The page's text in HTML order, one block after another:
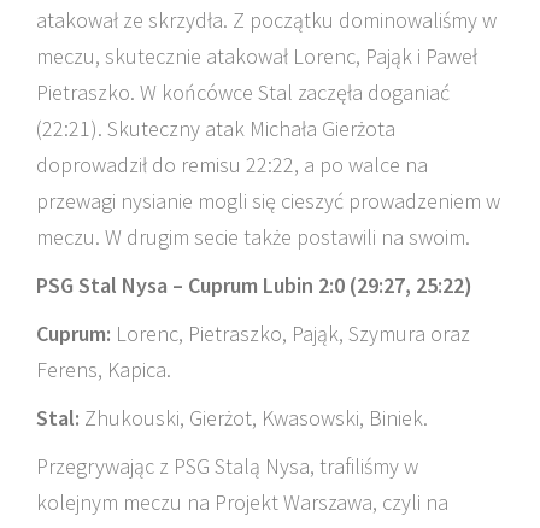
atakował ze skrzydła. Z początku dominowaliśmy w
meczu, skutecznie atakował Lorenc, Pająk i Paweł
Pietraszko. W końcówce Stal zaczęła doganiać
(22:21). Skuteczny atak Michała Gierżota
doprowadził do remisu 22:22, a po walce na
przewagi nysianie mogli się cieszyć prowadzeniem w
meczu. W drugim secie także postawili na swoim.
PSG Stal Nysa – Cuprum Lubin 2:0 (29:27, 25:22)
Cuprum: Lorenc, Pietraszko, Pająk, Szymura oraz
Ferens, Kapica.
Stal: Zhukouski, Gierżot, Kwasowski, Biniek.
Przegrywając z PSG Stalą Nysa, trafiliśmy w
kolejnym meczu na Projekt Warszawa, czyli na